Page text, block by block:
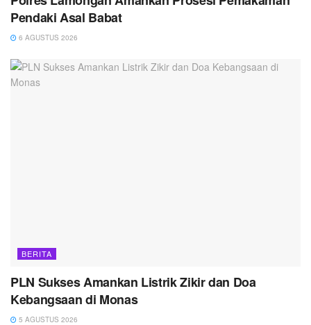
Pendaki Asal Babat
6 AGUSTUS 2026
BERITA
PLN Sukses Amankan Listrik Zikir dan Doa
Kebangsaan di Monas
5 AGUSTUS 2026